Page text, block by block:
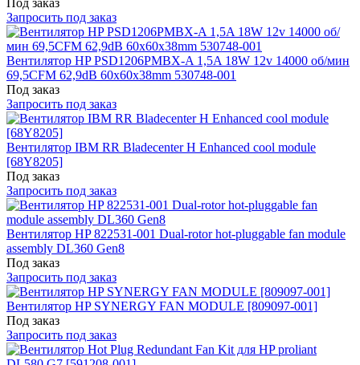
Запросить под заказ
Вентилятор HP PSD1206PMBX-A 1,5A 18W 12v 14000 об/мин
69,5CFM 62,9dB 60x60x38mm 530748-001
Под заказ
Запросить под заказ
Вентилятор IBM RR Bladecenter H Enhanced cool module
[68Y8205]
Под заказ
Запросить под заказ
Вентилятор HP 822531-001 Dual-rotor hot-pluggable fan module
assembly DL360 Gen8
Под заказ
Запросить под заказ
Вентилятор HP SYNERGY FAN MODULE [809097-001]
Под заказ
Запросить под заказ